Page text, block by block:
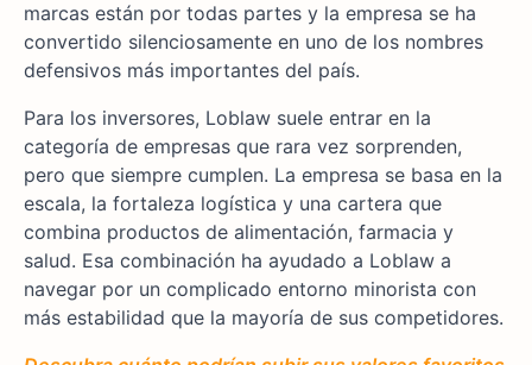
marcas están por todas partes y la empresa se ha
convertido silenciosamente en uno de los nombres
defensivos más importantes del país.
Para los inversores, Loblaw suele entrar en la
categoría de empresas que rara vez sorprenden,
pero que siempre cumplen. La empresa se basa en la
escala, la fortaleza logística y una cartera que
combina productos de alimentación, farmacia y
salud. Esa combinación ha ayudado a Loblaw a
navegar por un complicado entorno minorista con
más estabilidad que la mayoría de sus competidores.